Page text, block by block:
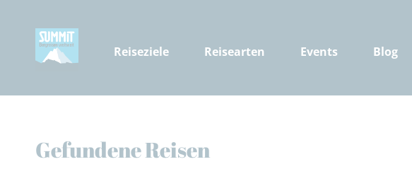
Reiseziele Reisearten Events Blog
Gefundene Reisen